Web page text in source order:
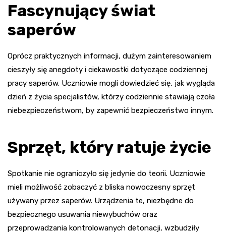
Fascynujący świat
saperów
Oprócz praktycznych informacji, dużym zainteresowaniem
cieszyły się anegdoty i ciekawostki dotyczące codziennej
pracy saperów. Uczniowie mogli dowiedzieć się, jak wygląda
dzień z życia specjalistów, którzy codziennie stawiają czoła
niebezpieczeństwom, by zapewnić bezpieczeństwo innym.
Sprzęt, który ratuje życie
Spotkanie nie ograniczyło się jedynie do teorii. Uczniowie
mieli możliwość zobaczyć z bliska nowoczesny sprzęt
używany przez saperów. Urządzenia te, niezbędne do
bezpiecznego usuwania niewybuchów oraz
przeprowadzania kontrolowanych detonacji, wzbudziły